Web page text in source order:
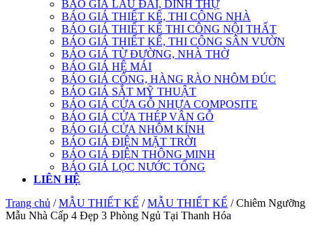
BÁO GIÁ LÂU ĐÀI, DINH THỰ
BÁO GIÁ THIẾT KẾ, THI CÔNG NHÀ
BÁO GIÁ THIẾT KẾ THI CÔNG NỘI THẤT
BÁO GIÁ THIẾT KẾ, THI CÔNG SÂN VƯỜN
BÁO GIÁ TỪ ĐƯỜNG, NHÀ THỜ
BÁO GIÁ HỆ MÁI
BÁO GIÁ CỔNG, HÀNG RÀO NHÔM ĐÚC
BÁO GIÁ SẮT MỸ THUẬT
BÁO GIÁ CỬA GỖ NHỰA COMPOSITE
BÁO GIÁ CỬA THÉP VÂN GỖ
BÁO GIÁ CỬA NHÔM KÍNH
BÁO GIÁ ĐIỆN MẶT TRỜI
BÁO GIÁ ĐIỆN THÔNG MINH
BÁO GIÁ LỌC NƯỚC TỔNG
LIÊN HỆ
Trang chủ /MẪU THIẾT KẾ /MẪU THIẾT KẾ / Chiêm Ngưỡng
Mẫu Nhà Cấp 4 Đẹp 3 Phòng Ngủ Tại Thanh Hóa